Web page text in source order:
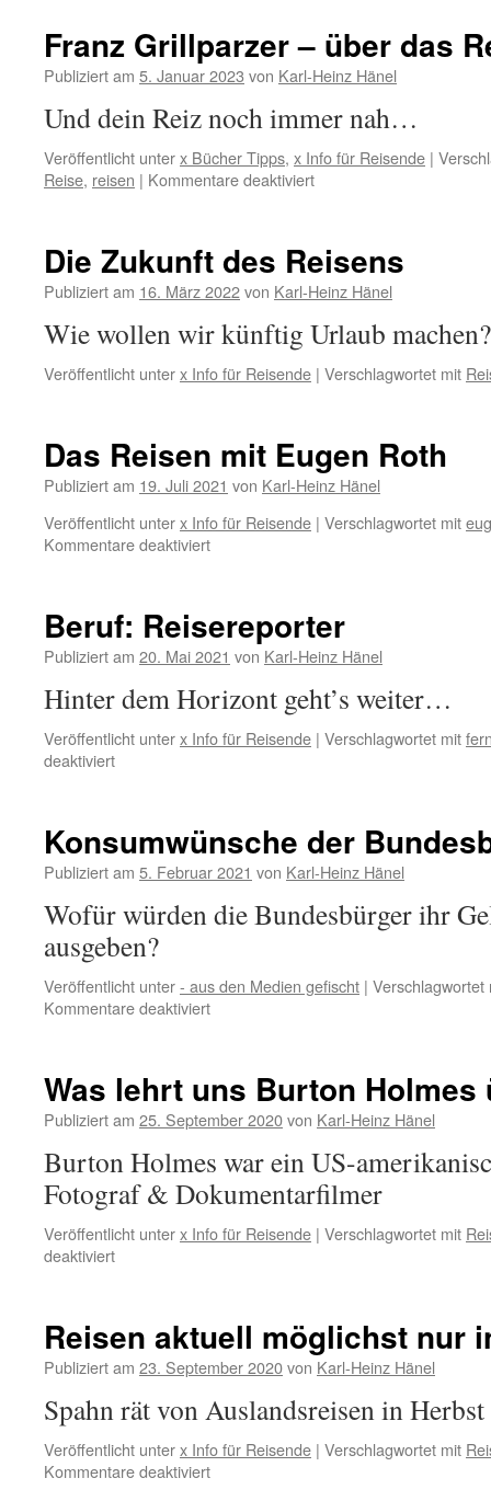
12.Februar
2023
Franz Grillparzer – über das
Publiziert am 5. Januar 2023 von Karl-Heinz Hänel
Und dein Reiz noch immer nah…
Veröffentlicht unterx Bücher Tipps, x Info für Reisende |
Reise, reisen | Kommentare deaktiviertfür
über
das
Die Zukunft des Reisens
Publiziert am 16. März 2022von Karl-Heinz Hänel
Wie wollen wir künftig Urlaub machen?
Veröffentlicht unterx Info für Reisende | Verschlagwortet mit
Das Reisen mit Eugen Roth
Publiziert am 19. Juli 2021 von Karl-Heinz Hänel
Veröffentlicht unterx Info für Reisende | Verschlagwortet mit
Kommentare deaktiviertfür
Eugen
Roth
Beruf: Reisereporter
Publiziert am 20. Mai 2021 von Karl-Heinz Hänel
Hinter dem Horizont geht’s weiter…
Veröffentlicht unterx Info für Reisende | Verschlagwortet mit
deaktiviertfür
Konsumwünsche der
Publiziert am 5. Februar 2021 von Karl-Heinz Hänel
Wofür würden die Bundesbürger ihr
ausgeben?
Veröffentlicht unter- aus den Medien gefischt | Verschlagwortet
Kommentare deaktiviertfür
2021
Was lehrt uns Burton Holmes
Publiziert am 25. September 2020von Karl-Heinz Hänel
Burton Holmes war ein US-
Fotograf & Dokumentarfilmer
Veröffentlicht unterx Info für Reisende | Verschlagwortet mit
deaktiviertfür
Burton
Holmes
das
Reisen aktuell möglichst nur
Publiziert am 23. September 2020von Karl-Heinz Hänel
Spahn rät von Auslandsreisen in
Veröffentlicht unterx Info für Reisende | Verschlagwortet mit
Kommentare deaktiviertfür